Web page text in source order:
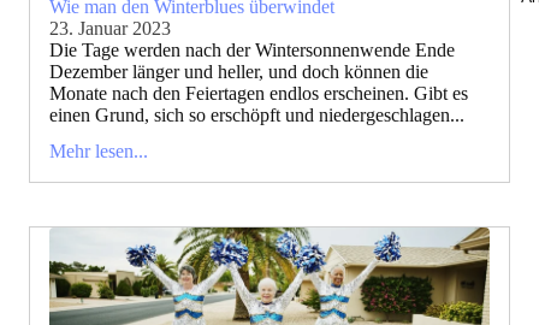
Wie man den Winterblues überwindet
23. Januar 2023
Die Tage werden nach der Wintersonnenwende Ende
Dezember länger und heller, und doch können die
Monate nach den Feiertagen endlos erscheinen. Gibt es
einen Grund, sich so erschöpft und niedergeschlagen...
Mehr lesen...